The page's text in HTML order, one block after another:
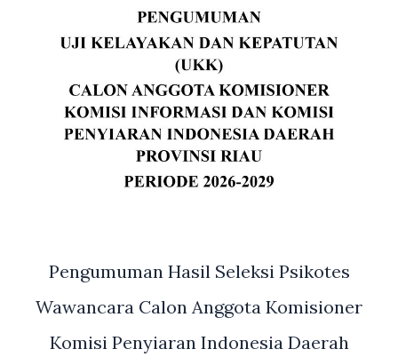
Pengumuman Hasil Seleksi Psikotes
Wawancara Calon Anggota Komisioner
Komisi Penyiaran Indonesia Daerah